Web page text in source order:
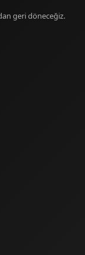
geri döneceğiz.